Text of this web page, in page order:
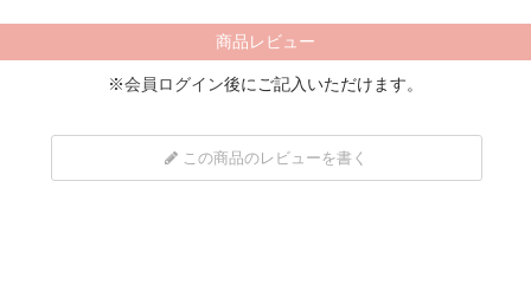
商品レビュー
※会員ログイン後にご記入いただけます。
この商品のレビューを書く